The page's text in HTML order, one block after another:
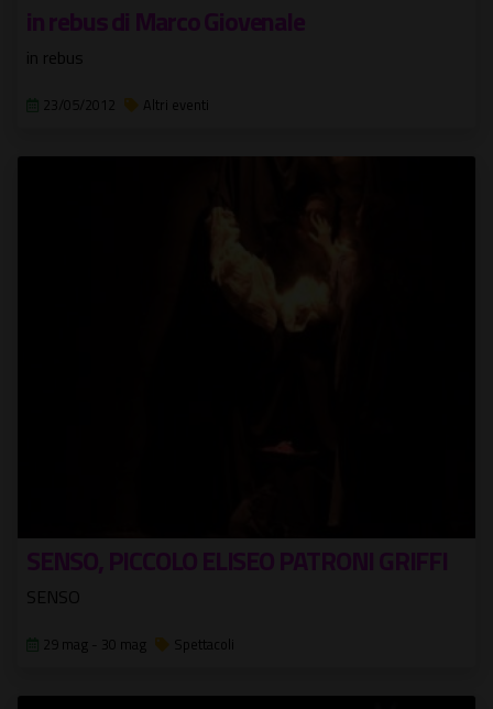
in rebus di Marco Giovenale
in rebus
23/05/2012 Altri eventi
SENSO, PICCOLO ELISEO PATRONI GRIFFI
SENSO
29 mag - 30 mag Spettacoli